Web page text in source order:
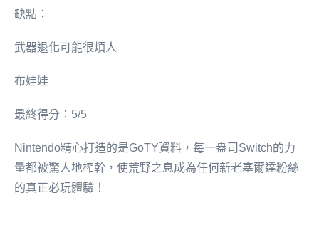
缺點：
武器退化可能很煩人
布娃娃
最終得分：5/5
Nintendo精心打造的是GoTY資料，每一盎司Switch的力
量都被驚人地榨幹，使荒野之息成為任何新老塞爾達粉絲
的真正必玩體驗！